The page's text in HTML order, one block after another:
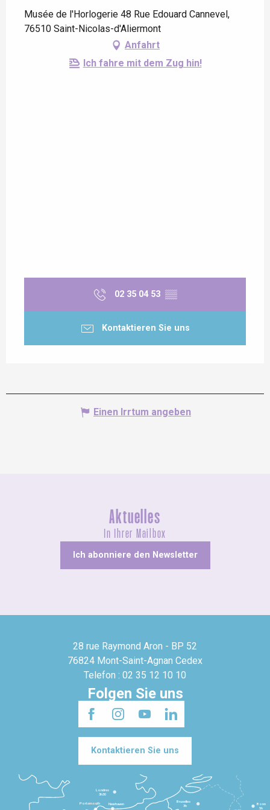
Musée de l'Horlogerie 48 Rue Edouard Cannevel,
76510 Saint-Nicolas-d'Aliermont
Anfahrt
Ich fahre mit dem Zug hin!
02 35 04 53 ▒▒
Kontaktieren Sie uns
Einen Irrtum angeben
Aktuelles
In Ihrer Mailbox
Ich abonniere den Newsletter
28 rue Raymond Aron - BP 52
76824 Mont-Saint-Agnan Cedex
Telefon : 02 35 12 10 10
Folgen Sie uns
Kontaktieren Sie uns
Bruxelles
3h
Londres
3h30
Newhaven
Portsmouth
Bonn
5h